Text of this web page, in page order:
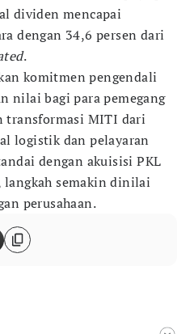
dividen mencapai
dengan 34,6 persen dari
.
komitmen pengendali
nilai bagi para pemegang
transformasi MITI dari
logistik dan pelayaran
dengan akuisisi PKL
langkah semakin dinilai
perusahaan.